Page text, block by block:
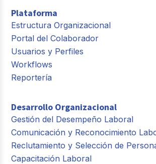
Plataforma
Estructura Organizacional
Portal del Colaborador
Usuarios y Perfiles
Workflows
Reportería
Desarrollo Organizacional
Gestión del Desempeño Laboral
Comunicación y Reconocimiento
Reclutamiento y Selección de
Capacitación Laboral